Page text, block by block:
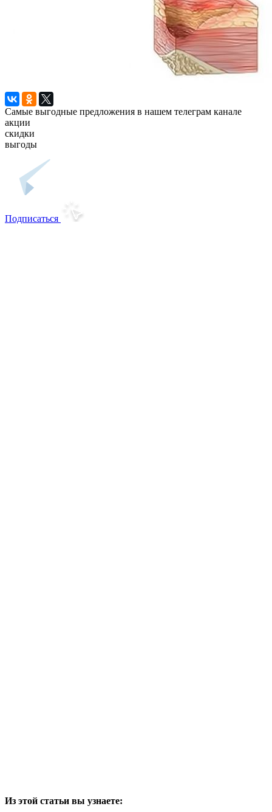
Самые выгодные предложения в нашем телеграм канале
акции
скидки
выгоды
Подписаться
Из этой статьи вы узнаете: